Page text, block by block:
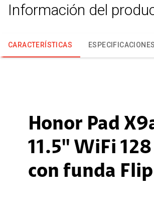
Información del
CARACTERÍSTICAS ESPECIFICACIONES
Honor Pad
11.5'' WiFi 128
con funda Flip